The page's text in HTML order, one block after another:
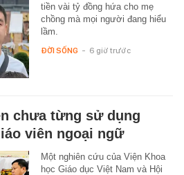
tiền vài tỷ đồng hứa cho mẹ
chồng mà mọi người đang hiểu
lầm.
ĐỜI SỐNG - 6 giờ trước
chưa từng sử dụng
viên ngoại ngữ
Một nghiên cứu của Viện Khoa
học Giáo dục Việt Nam và Hội